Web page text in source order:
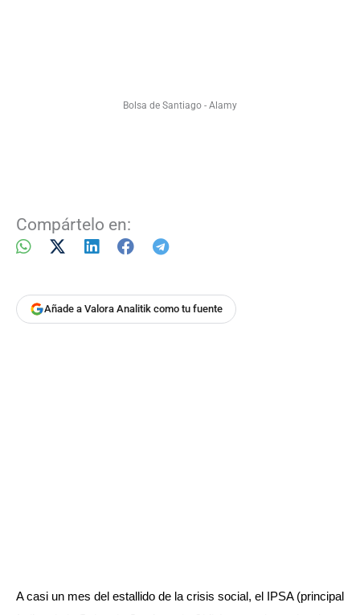
Bolsa de Santiago - Alamy
Compártelo en:
Añade a Valora Analitik como tu fuente
A casi un mes del estallido de la crisis social, el IPSA (principal